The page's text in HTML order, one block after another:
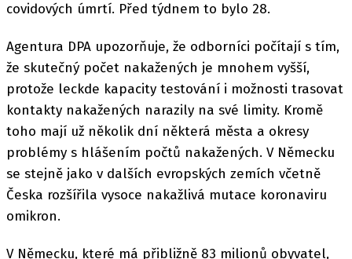
covidových úmrtí. Před týdnem to bylo 28.
Agentura DPA upozorňuje, že odborníci počítají s tím,
že skutečný počet nakažených je mnohem vyšší,
protože leckde kapacity testování i možnosti trasovat
kontakty nakažených narazily na své limity. Kromě
toho mají už několik dní některá města a okresy
problémy s hlášením počtů nakažených. V Německu
se stejně jako v dalších evropských zemích včetně
Česka rozšířila vysoce nakažlivá mutace koronaviru
omikron.
V Německu, které má přibližně 83 milionů obyvatel,